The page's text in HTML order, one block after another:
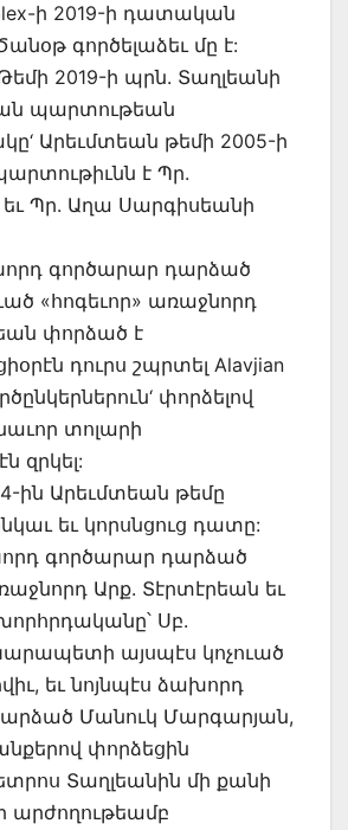
ի 2019-ի դատական
գործելաձեւ մը է:
2019-ի պրն. Տաղլեանի
պարտութեան
Արեւմտեան թեմի 2005-ի
է Պր.
եւ Պր. Աղա Սարգիսեանի
գործարար դարձած
«հոգեւոր» առաջնորդ
փորձած է
դուրս շպրտել Alavjian
փորձելով
տոլարի
զրկել:
ին Արեւմտեան թեմը
եւ կորսնցուց դատը:
գործարար դարձած
Արք. Տէրտէրեան եւ
Սբ.
այսպէս կոչուած
եւ նոյնպէս ձախորդ
Մանուկ Մարգարյան,
փորձեցին
Տաղլեանին մի քանի
արժողութեամբ